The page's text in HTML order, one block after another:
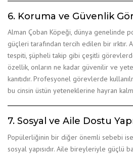
6. Koruma ve Güvenlik
Alman Çoban Köpeği, dünya genelinde
güçleri tarafından tercih edilen bir ırktır.
tespiti, şüpheli takip gibi çeşitli görevlerde
özellik, onların ne kadar güvenilir ve
kanıtıdır. Profesyonel görevlerde
bu cinsin üstün yeteneklerine hayran
7. Sosyal ve Aile Dostu
Popülerliğinin bir diğer önemli sebebi ise
sosyal yapısıdır. Aile bireyleriyle güçlü